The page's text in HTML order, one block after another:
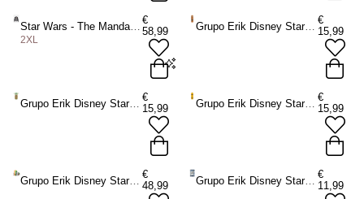
Star Wars - The Mandalorian Kapuzenpullover mit Reißverschluss - Grau/Schwarz
2XL
€
58,99
2XL
Grupo Erik Disney Star Wars - Chewbacca 3D Case Federmäppchen - Mehrfarben
€
15,99
Grupo Erik Disney Star Wars The Mandalorian - The Child Grogu 3D Case Federmäppchen - Mehrfarben
€
15,99
Grupo Erik Disney Star Wars - C3Po 3D Case Federmäppchen - Mehrfarben
€
15,99
Grupo Erik Disney Star Wars The Mandalorian - The Mandalorian And Grogu Buchstütze - Mehrfarben
€
48,99
Grupo Erik Disney Star Wars - DieCut Magnet Set Kühlschrankmagnet - Mehrfarben
€
11,99